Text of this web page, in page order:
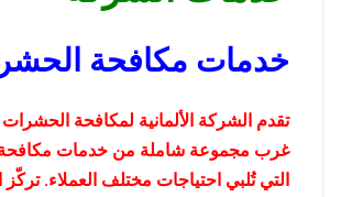
خدمات مكافحة
تقدم الشركة الألمانية لمكافحة
غرب مجموعة شاملة من خدمات
التي تُلبي احتياجات مختلف العملاء.